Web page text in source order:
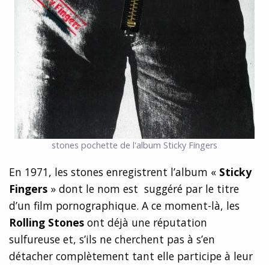
stones pochette de l'album Sticky Fingers
En 1971, les stones enregistrent l’album « Sticky
Fingers » dont le nom est suggéré par le titre
d’un film pornographique. A ce moment-là, les
Rolling Stones ont déjà une réputation
sulfureuse et, s’ils ne cherchent pas à s’en
détacher complètement tant elle participe à leur